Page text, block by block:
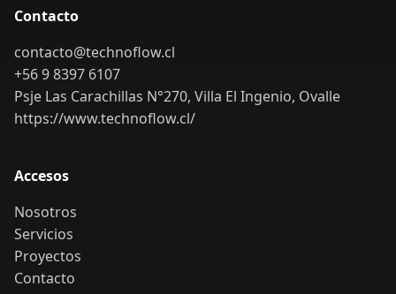
Contacto
contacto@technoflow.cl
+56 9 8397 6107
Psje Las Carachillas N°270, Villa El Ingenio, Ovalle
https://www.technoflow.cl/
Accesos
Nosotros
Servicios
Proyectos
Contacto